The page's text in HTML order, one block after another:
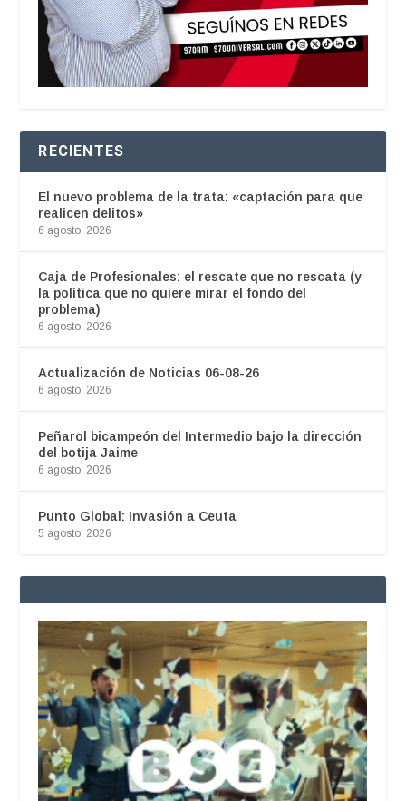
RECIENTES
El nuevo problema de la trata: «captación para que
realicen delitos»
6 agosto, 2026
Caja de Profesionales: el rescate que no rescata (y
la política que no quiere mirar el fondo del
problema)
6 agosto, 2026
Actualización de Noticias 06-08-26
6 agosto, 2026
Peñarol bicampeón del Intermedio bajo la dirección
del botija Jaime
6 agosto, 2026
Punto Global: Invasión a Ceuta
5 agosto, 2026